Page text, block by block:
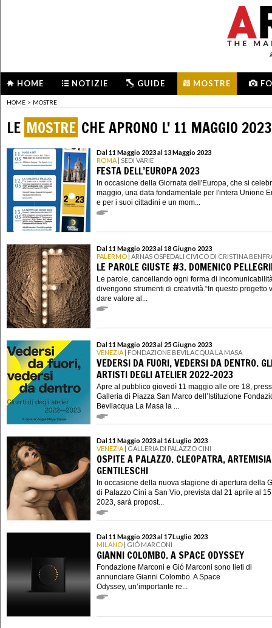
HOME NOTIZIE GUIDE MOSTRE
HOME > MOSTRE
LE MOSTRE CHE APRONO L' 11 MAGGIO 2023
Dal 11 Maggio 2023 al 13 Maggio 2023
ROMA | SEDI VARIE
FESTA DELL’EUROPA 2023
In occasione della Giornata dell'Europa, che si
maggio, una data fondamentale per l'intera Unione
e per i suoi cittadini e un mom...
Dal 11 Maggio 2023 al 18 Giugno 2023
PALERMO | ARNAS OSPEDALI CIVICO DI CRISTINA
LE PAROLE GIUSTE #3. DOMENICO
Le parole, cancellando ogni forma di
divengono strumenti di creatività.“In questo progetto
dare valore al...
Dal 11 Maggio 2023 al 25 Giugno 2023
VENEZIA | FONDAZIONE BEVILACQUA LA MASA
VEDERSI DA FUORI, VEDERSI DA DENTRO.
ARTISTI DEGLI ATELIER 2022-2023
Apre al pubblico giovedì 11 maggio alle ore 18,
Galleria di Piazza San Marco dell’Istituzione
Bevilacqua La Masa la ...
Dal 11 Maggio 2023 al 16 Luglio 2023
VENEZIA | GALLERIA DI PALAZZO CINI
OSPITE A PALAZZO. CLEOPATRA, ARTEMISIA
GENTILESCHI
In occasione della nuova stagione di apertura della
di Palazzo Cini a San Vio, prevista dal 21 aprile al
2023, sarà propost...
Dal 11 Maggio 2023 al 17 Luglio 2023
MILANO | GIÓ MARCONI
GIANNI COLOMBO. A SPACE ODYSSEY
Fondazione Marconi e Gió Marconi sono lieti di
annunciare Gianni Colombo. A Space
Odyssey, un’importante re...